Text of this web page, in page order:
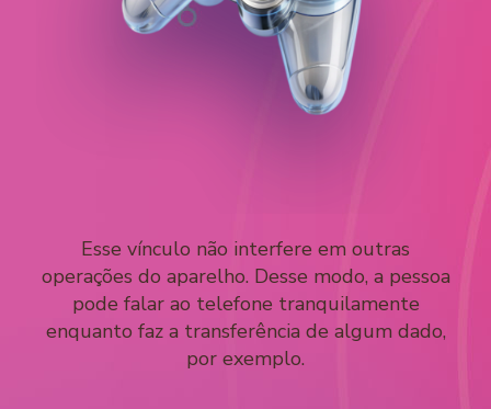
Esse vínculo não interfere em outras
operações do aparelho. Desse modo, a pessoa
pode falar ao telefone tranquilamente
enquanto faz a transferência de algum dado,
por exemplo.